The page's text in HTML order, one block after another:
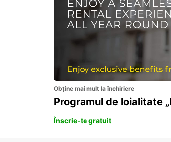
Obține mai mult la închiriere
Programul de loialitate
Înscrie-te gratuit